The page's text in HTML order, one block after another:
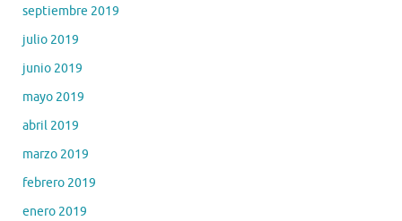
septiembre 2019
julio 2019
junio 2019
mayo 2019
abril 2019
marzo 2019
febrero 2019
enero 2019